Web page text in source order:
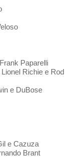
Paparelli
Richie e Rod
e DuBose
e Cazuza
Brant